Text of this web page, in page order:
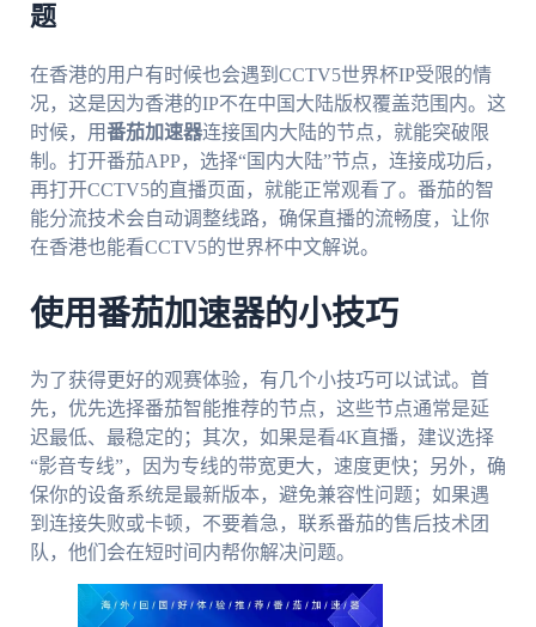
题
在香港的用户有时候也会遇到CCTV5世界杯IP受限的情
况，这是因为香港的IP不在中国大陆版权覆盖范围内。这
时候，用番茄加速器连接国内大陆的节点，就能突破限
制。打开番茄APP，选择“国内大陆”节点，连接成功后，
再打开CCTV5的直播页面，就能正常观看了。番茄的智
能分流技术会自动调整线路，确保直播的流畅度，让你
在香港也能看CCTV5的世界杯中文解说。
使用番茄加速器的小技巧
为了获得更好的观赛体验，有几个小技巧可以试试。首
先，优先选择番茄智能推荐的节点，这些节点通常是延
迟最低、最稳定的；其次，如果是看4K直播，建议选择
“影音专线”，因为专线的带宽更大，速度更快；另外，确
保你的设备系统是最新版本，避免兼容性问题；如果遇
到连接失败或卡顿，不要着急，联系番茄的售后技术团
队，他们会在短时间内帮你解决问题。